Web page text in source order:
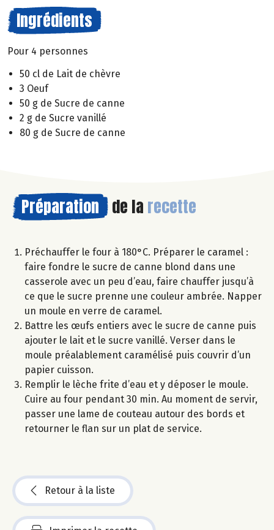
Ingrédients
Pour 4 personnes
50 cl de Lait de chèvre
3 Oeuf
50 g de Sucre de canne
2 g de Sucre vanillé
80 g de Sucre de canne
Préparation de la recette
Préchauffer le four à 180°C. Préparer le caramel :
faire fondre le sucre de canne blond dans une
casserole avec un peu d’eau, faire chauffer jusqu’à
ce que le sucre prenne une couleur ambrée. Napper
un moule en verre de caramel.
Battre les œufs entiers avec le sucre de canne puis
ajouter le lait et le sucre vanillé. Verser dans le
moule préalablement caramélisé puis couvrir d’un
papier cuisson.
Remplir le lèche frite d’eau et y déposer le moule.
Cuire au four pendant 30 min. Au moment de servir,
passer une lame de couteau autour des bords et
retourner le flan sur un plat de service.
Retour à la liste